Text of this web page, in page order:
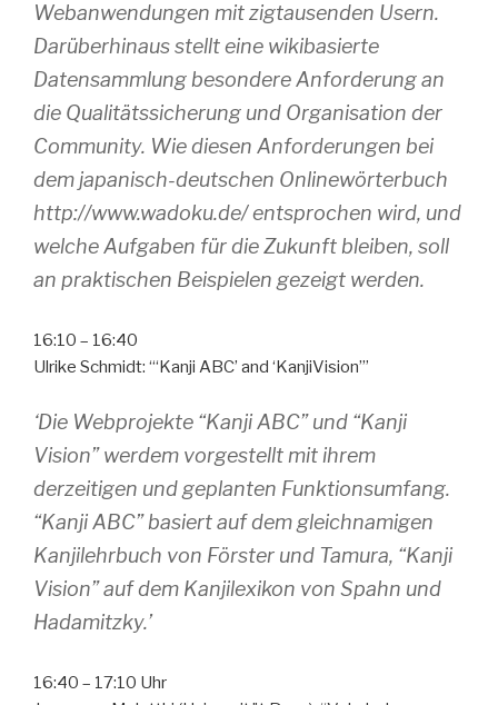
Webanwendungen mit zigtausenden Usern.
Darüberhinaus stellt eine wikibasierte
Datensammlung besondere Anforderung an
die Qualitätssicherung und Organisation der
Community. Wie diesen Anforderungen bei
dem japanisch-deutschen Onlinewörterbuch
http://www.wadoku.de/ entsprochen wird, und
welche Aufgaben für die Zukunft bleiben, soll
an praktischen Beispielen gezeigt werden.
16:10 – 16:40
Ulrike Schmidt: “‘Kanji ABC’ and ‘KanjiVision’”
‘Die Webprojekte “Kanji ABC” und “Kanji
Vision” werdem vorgestellt mit ihrem
derzeitigen und geplanten Funktionsumfang.
“Kanji ABC” basiert auf dem gleichnamigen
Kanjilehrbuch von Förster und Tamura, “Kanji
Vision” auf dem Kanjilexikon von Spahn und
Hadamitzky.’
16:40 – 17:10 Uhr